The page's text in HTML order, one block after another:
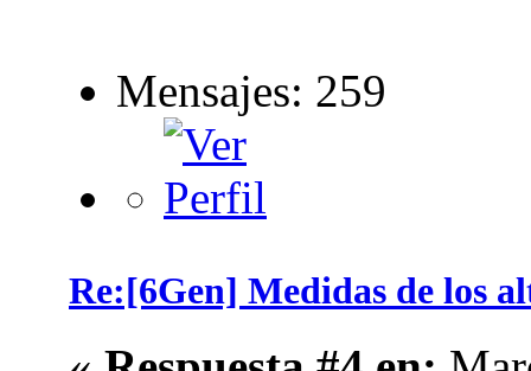
Mensajes: 259
Re:[6Gen] Medidas de los